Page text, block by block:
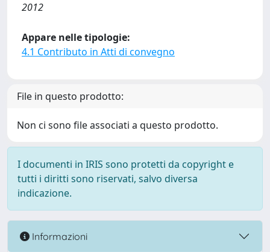
2012
Appare nelle tipologie:
4.1 Contributo in Atti di convegno
File in questo prodotto:
Non ci sono file associati a questo prodotto.
I documenti in IRIS sono protetti da copyright e
tutti i diritti sono riservati, salvo diversa
indicazione.
Informazioni